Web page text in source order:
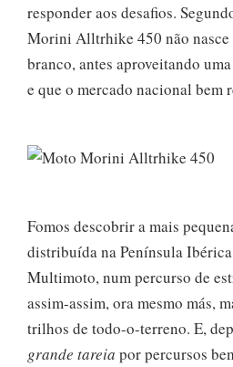
responder aos desafios.
Morini Alltrhike 450 não nasce
branco, antes aproveitando
e que o mercado nacional bem
Fomos descobrir a mais
distribuída na Península
Multimoto, num percurso de
assim-assim, ora mesmo más,
trilhos de todo-o-terreno. E,
grande tareia por percursos